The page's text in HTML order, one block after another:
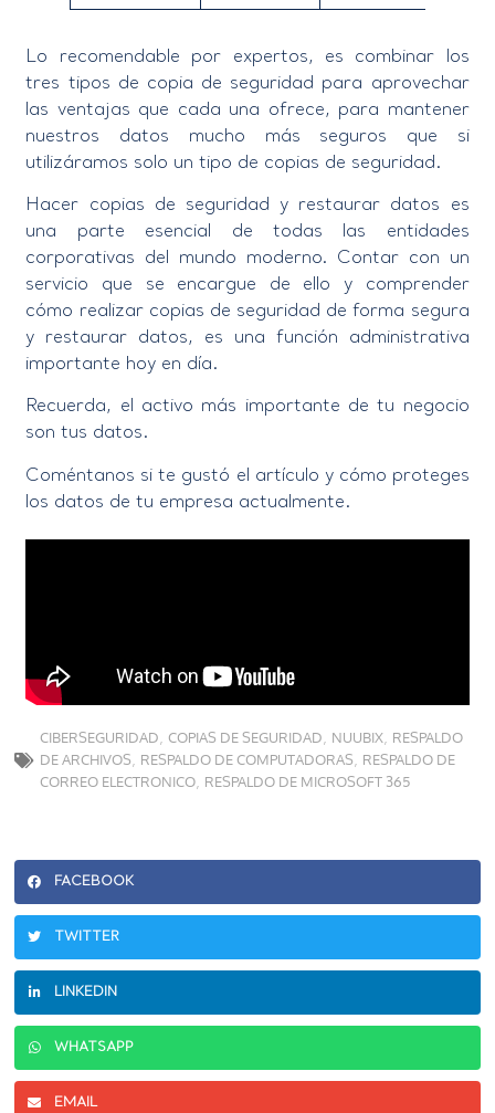
Lo recomendable por expertos, es combinar los
tres tipos de copia de seguridad para aprovechar
las ventajas que cada una ofrece, para mantener
nuestros datos mucho más seguros que si
utilizáramos solo un tipo de copias de seguridad.
Hacer copias de seguridad y restaurar datos es
una parte esencial de todas las entidades
corporativas del mundo moderno. Contar con un
servicio que se encargue de ello y comprender
cómo realizar copias de seguridad de forma segura
y restaurar datos, es una función administrativa
importante hoy en día.
Recuerda, el activo más importante de tu negocio
son tus datos.
Coméntanos si te gustó el artículo y cómo proteges
los datos de tu empresa actualmente.
CIBERSEGURIDAD,COPIAS DE SEGURIDAD, NUUBIX, RESPALDO
DE ARCHIVOS, RESPALDO DE COMPUTADORAS, RESPALDO DE
CORREO ELECTRONICO, RESPALDO DE MICROSOFT 365
FACEBOOK
TWITTER
LINKEDIN
WHATSAPP
EMAIL